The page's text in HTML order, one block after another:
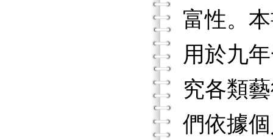
富性。
用於九
究各類
們依據